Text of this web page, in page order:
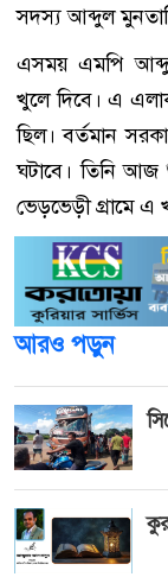
সদস্য আব্দুল
এসময় এমপি
খুলে দিবে। এ
ছিল। বর্তমান
ঘটাবে। তিনি আজ
ভেড়ভেড়ী গ্রামে এ
আরও পড়ুন